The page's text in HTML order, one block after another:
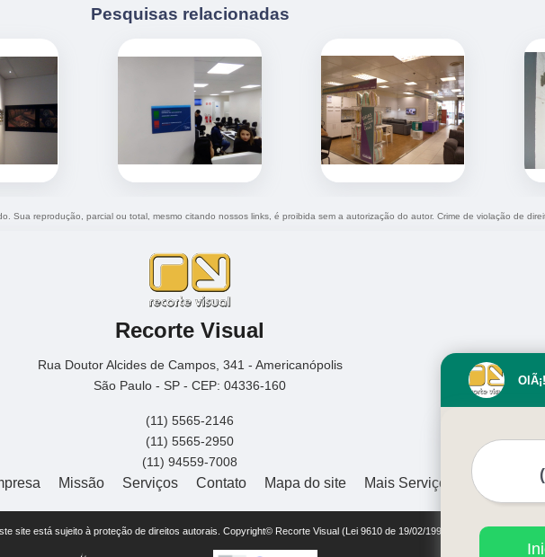
Pesquisas relacionadas
Sua reprodução, parcial ou total, mesmo citando nossos links, é proibida sem a autorização do autor. Crime de violação de
Recorte Visual
Rua Doutor Alcides de Campos, 341 - Americanópolis
São Paulo - SP - CEP: 04336-160
(11) 5565-2146
(11) 5565-2950
(11) 94559-7008
Missão Serviços Contato Mapa do site Mais Serviços
site está sujeito à proteção de direitos autorais. Copyright© Recorte Visual (Lei 9610 de 19/02/1998)